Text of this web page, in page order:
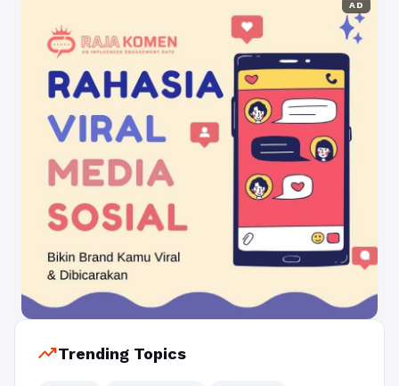
AD
trending_upTrending Topics